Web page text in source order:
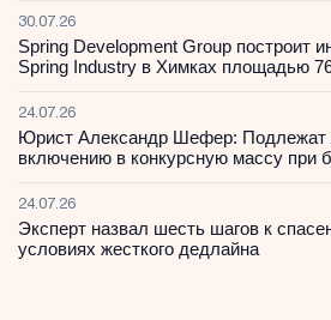
30.07.26
Spring Development Group построит
Spring Industry в Химках площадью
24.07.26
Юрист Александр Шефер: Подлежат
включению в конкурсную массу при
24.07.26
Эксперт назвал шесть шагов к
условиях жесткого дедлайна